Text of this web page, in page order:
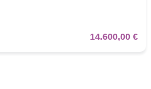
14.600,00 €